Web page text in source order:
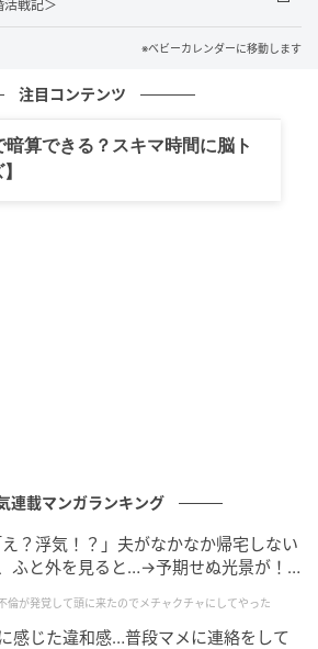
髪の毛は、同じような状態に戻る
要するとのこと。
、なるほどと納得してしまいまし
」と、私は食生活の改善を決意し
きなお酒はすぐにはやめられま
汁やスープに野菜を取り入れ、毎
やミネラルを摂取できるよう心が
活戦記＞
※ベビーカレンダーに移動します
注目コンテンツ
算できる？スキマ時間に脳ト
連載マンガランキング
？浮気！？」夫がなかなか帰宅しない
ふと外を見ると…→予期せぬ光景が！
にしてやった
倫が発覚して頭に来たのでメチャクチャにしてやった
感じた違和感…普段マメに連絡をして